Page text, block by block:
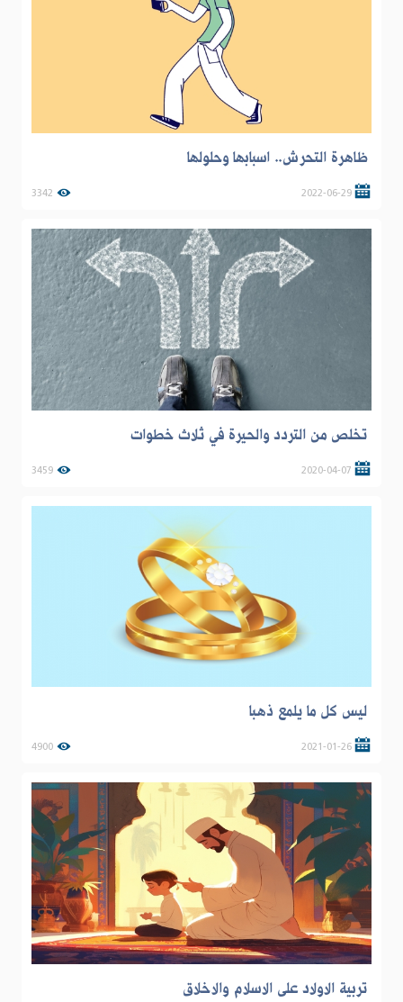
ظاهرة التحرش.. اسبابها وحلولها
2022-06-29
3342
تخلص من التردد والحيرة في ثلاث خطوات
2020-04-07
3459
ليس كل ما يلمع ذهبا
2021-01-26
4900
تربية الاولاد على الاسلام والاخلاق